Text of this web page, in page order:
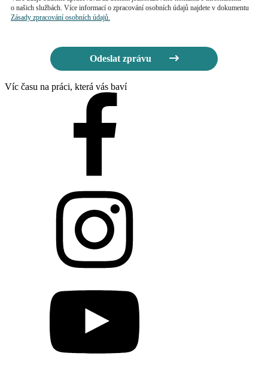
o našich službách. Více informací o zpracování osobních údajů najdete v dokumentu
Zásady zpracování osobních údajů.
Odeslat zprávu
Víc času na práci, která vás baví